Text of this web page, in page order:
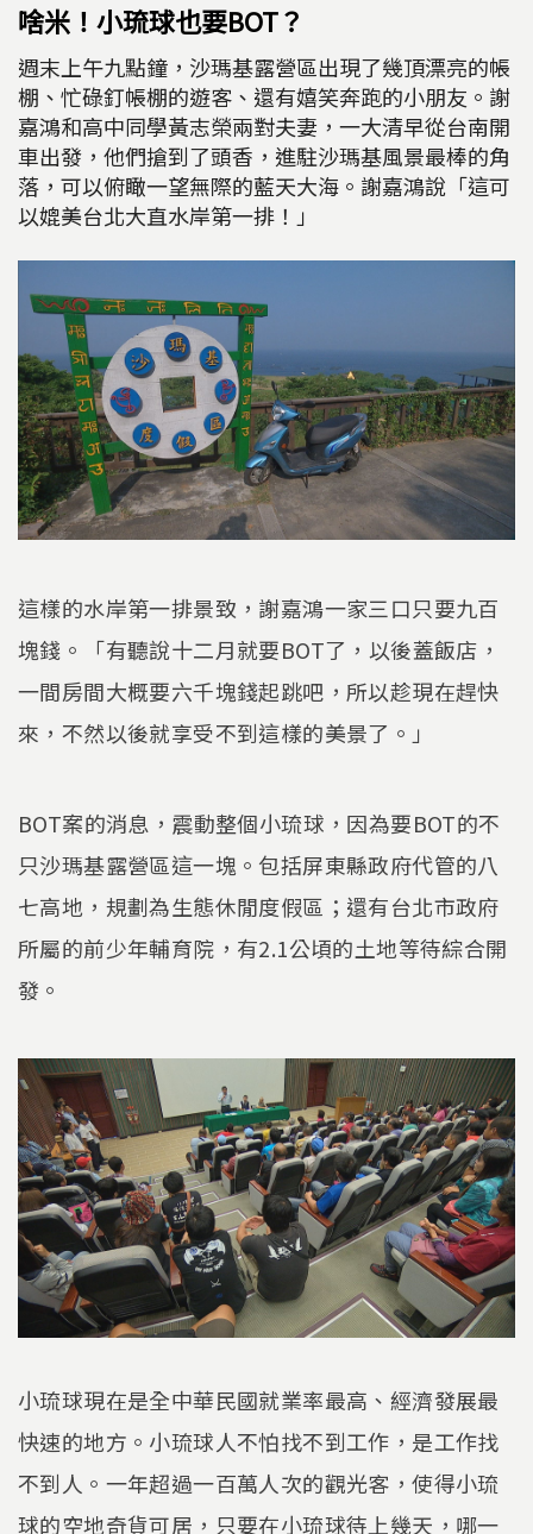
啥米！小琉球也要BOT？
週末上午九點鐘，沙瑪基露營區出現了幾頂漂亮的帳
棚、忙碌釘帳棚的遊客、還有嬉笑奔跑的小朋友。謝
嘉鴻和高中同學黃志榮兩對夫妻，一大清早從台南開
車出發，他們搶到了頭香，進駐沙瑪基風景最棒的角
落，可以俯瞰一望無際的藍天大海。謝嘉鴻說「這可
以媲美台北大直水岸第一排！」
這樣的水岸第一排景致，謝嘉鴻一家三口只要九百
塊錢。「有聽說十二月就要BOT了，以後蓋飯店，
一間房間大概要六千塊錢起跳吧，所以趁現在趕快
來，不然以後就享受不到這樣的美景了。」
BOT案的消息，震動整個小琉球，因為要BOT的不
只沙瑪基露營區這一塊。包括屏東縣政府代管的八
七高地，規劃為生態休閒度假區；還有台北市政府
所屬的前少年輔育院，有2.1公頃的土地等待綜合開
發。
小琉球現在是全中華民國就業率最高、經濟發展最
快速的地方。小琉球人不怕找不到工作，是工作找
不到人。一年超過一百萬人次的觀光客，使得小琉
球的空地奇貨可居，只要在小琉球待上幾天，哪一